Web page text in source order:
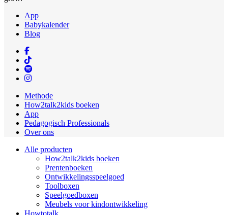
App
Babykalender
Blog
Methode
How2talk2kids boeken
App
Pedagogisch Professionals
Over ons
Alle producten
How2talk2kids boeken
Prentenboeken
Ontwikkelingsspeelgoed
Toolboxen
Speelgoedboxen
Meubels voor kindontwikkeling
Howtotalk